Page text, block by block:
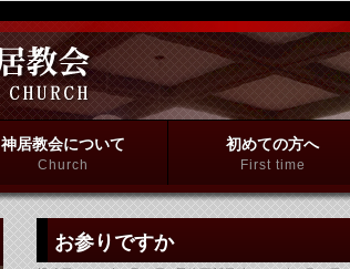
神居教会について
Church
初めての方へ
First time
お参りですか